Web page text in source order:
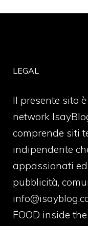
LEGAL
Il presente sito
network
comprende siti
indipendente
appassionati
pubblicità,
FOOD inside